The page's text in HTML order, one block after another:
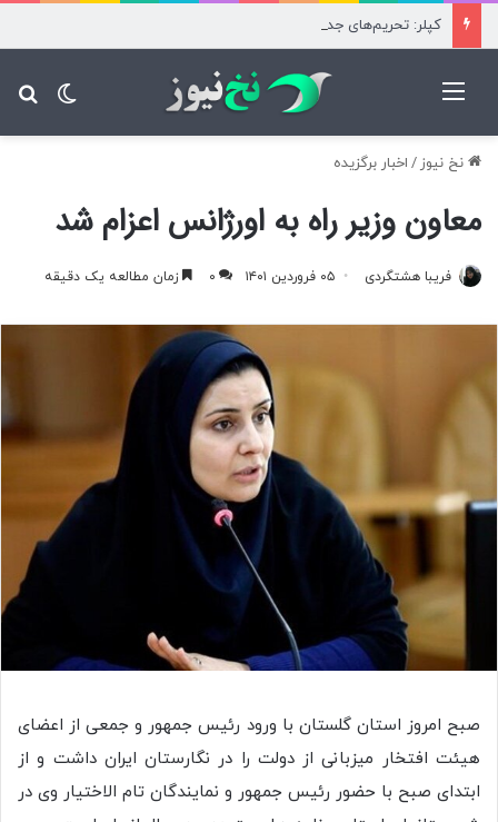
نخ نیوز / اخبار برگزیده
معاون وزیر راه به اورژانس اعزام شد
فریبا هشتگردی ۰۵ فروردین ۱۴۰۱ ۰ زمان مطالعه یک دقیقه
صبح امروز استان گلستان با ورود رئیس جمهور و جمعی از اعضای
هیئت افتخار میزبانی از دولت را در نگارستان ایران داشت و از
ابتدای صبح با حضور رئیس جمهور و نمایندگان تام الاختیار وی در